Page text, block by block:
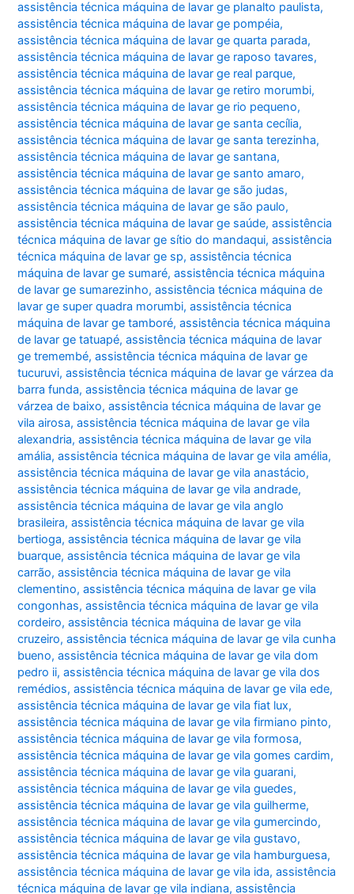
assistência técnica máquina de lavar ge planalto paulista,
assistência técnica máquina de lavar ge pompéia,
assistência técnica máquina de lavar ge quarta parada,
assistência técnica máquina de lavar ge raposo tavares,
assistência técnica máquina de lavar ge real parque,
assistência técnica máquina de lavar ge retiro morumbi,
assistência técnica máquina de lavar ge rio pequeno,
assistência técnica máquina de lavar ge santa cecília,
assistência técnica máquina de lavar ge santa terezinha,
assistência técnica máquina de lavar ge santana,
assistência técnica máquina de lavar ge santo amaro,
assistência técnica máquina de lavar ge são judas,
assistência técnica máquina de lavar ge são paulo,
assistência técnica máquina de lavar ge saúde,assistência
técnica máquina de lavar ge sítio do mandaqui,assistência
técnica máquina de lavar ge sp,assistência técnica
máquina de lavar ge sumaré,assistência técnica máquina
de lavar ge sumarezinho,assistência técnica máquina de
lavar ge super quadra morumbi,assistência técnica
máquina de lavar ge tamboré,assistência técnica máquina
de lavar ge tatuapé,assistência técnica máquina de lavar
ge tremembé,assistência técnica máquina de lavar ge
tucuruvi,assistência técnica máquina de lavar ge várzea da
barra funda,assistência técnica máquina de lavar ge
várzea de baixo,assistência técnica máquina de lavar ge
vila airosa,assistência técnica máquina de lavar ge vila
alexandria,assistência técnica máquina de lavar ge vila
amália,assistência técnica máquina de lavar ge vila amélia,
assistência técnica máquina de lavar ge vila anastácio,
assistência técnica máquina de lavar ge vila andrade,
assistência técnica máquina de lavar ge vila anglo
brasileira,assistência técnica máquina de lavar ge vila
bertioga,assistência técnica máquina de lavar ge vila
buarque,assistência técnica máquina de lavar ge vila
carrão,assistência técnica máquina de lavar ge vila
clementino,assistência técnica máquina de lavar ge vila
congonhas,assistência técnica máquina de lavar ge vila
cordeiro,assistência técnica máquina de lavar ge vila
cruzeiro,assistência técnica máquina de lavar ge vila cunha
bueno,assistência técnica máquina de lavar ge vila dom
pedro ii,assistência técnica máquina de lavar ge vila dos
remédios,assistência técnica máquina de lavar ge vila ede,
assistência técnica máquina de lavar ge vila fiat lux,
assistência técnica máquina de lavar ge vila firmiano pinto,
assistência técnica máquina de lavar ge vila formosa,
assistência técnica máquina de lavar ge vila gomes cardim,
assistência técnica máquina de lavar ge vila guarani,
assistência técnica máquina de lavar ge vila guedes,
assistência técnica máquina de lavar ge vila guilherme,
assistência técnica máquina de lavar ge vila gumercindo,
assistência técnica máquina de lavar ge vila gustavo,
assistência técnica máquina de lavar ge vila hamburguesa,
assistência técnica máquina de lavar ge vila ida,assistência
técnica máquina de lavar ge vila indiana,assistência